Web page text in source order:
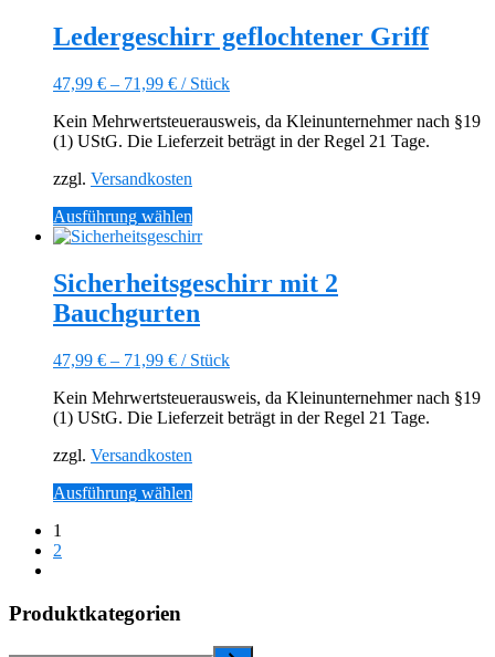
mehrere
Varianten
Die
können
auf
Produktseite
gewählt
werden
Ledergeschirr geflochtener Griff
47,99 € – 71,99 € / Stück
Kein Mehrwertsteuerausweis, da Kleinunternehmer nach §19
(1) UStG. Die Lieferzeit beträgt in der Regel 21 Tage.
zzgl. Versandkosten
Ausführung wählen
Produkt
mehrere
Varianten
auf.
Optionen
können
auf
der
Sicherheitsgeschirr mit 2
Bauchgurten
47,99 € – 71,99 € / Stück
Kein Mehrwertsteuerausweis, da Kleinunternehmer nach §19
(1) UStG. Die Lieferzeit beträgt in der Regel 21 Tage.
zzgl. Versandkosten
Ausführung wählen
können
1
2
Produktkategorien